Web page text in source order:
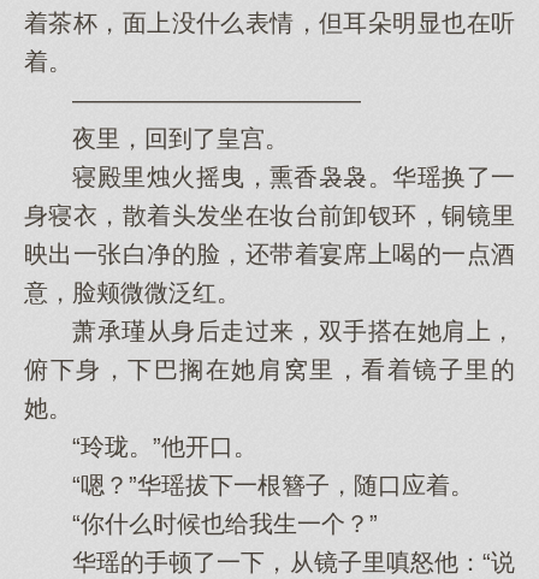
着茶杯，面上没什么表情，但耳朵明显也在听
着。
————————————
夜里，回到了皇宫。
寝殿里烛火摇曳，熏香袅袅。华瑶换了一
身寝衣，散着头发坐在妆台前卸钗环，铜镜里
映出一张白净的脸，还带着宴席上喝的一点酒
意，脸颊微微泛红。
萧承瑾从身后走过来，双手搭在她肩上，
俯下身，下巴搁在她肩窝里，看着镜子里的
她。
“玲珑。”他开口。
“嗯？”华瑶拔下一根簪子，随口应着。
“你什么时候也给我生一个？”
华瑶的手顿了一下，从镜子里嗔怒他：“说